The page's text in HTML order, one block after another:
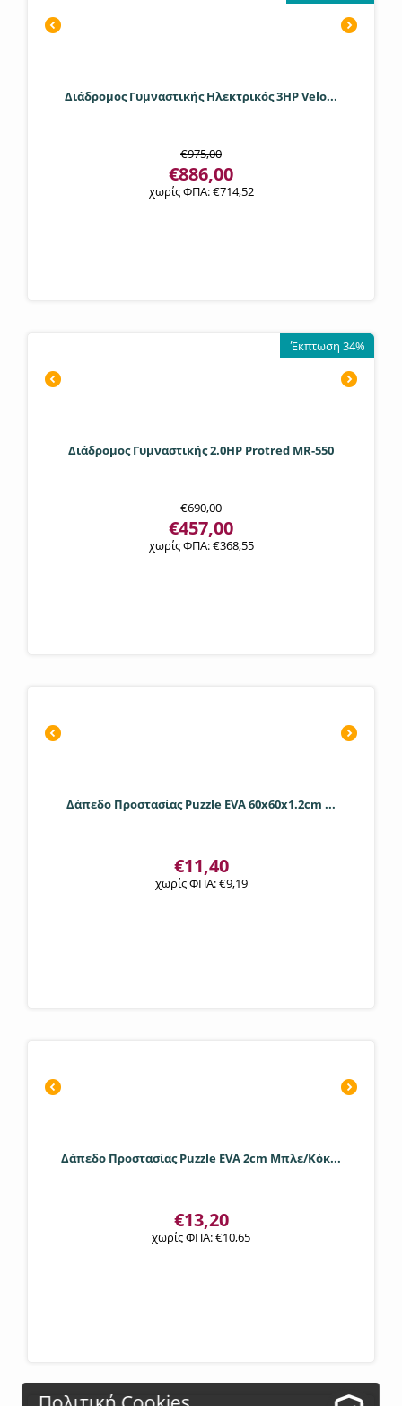
Διάδρομος Γυμναστικής Ηλεκτρικός 3HP Velo...
€975,00
€886,00
χωρίς ΦΠΑ:€714,52
Έκπτωση 34%
Διάδρομος Γυμναστικής 2.0HP Protred MR-550
€690,00
€457,00
χωρίς ΦΠΑ:€368,55
Δάπεδο Προστασίας Puzzle EVA 60x60x1.2cm ...
€11,40
χωρίς ΦΠΑ:€9,19
Δάπεδο Προστασίας Puzzle EVA 2cm Μπλε/Κόκ...
€13,20
χωρίς ΦΠΑ:€10,65